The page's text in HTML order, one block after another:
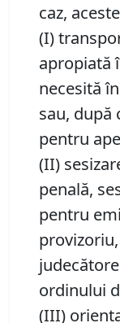
caz,
(I)
apropiată
necesită
sau, după
pentru
(II)
penală,
pentru
ordinului
(III)